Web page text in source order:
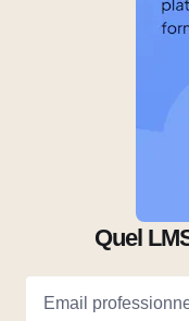
Quel
Email